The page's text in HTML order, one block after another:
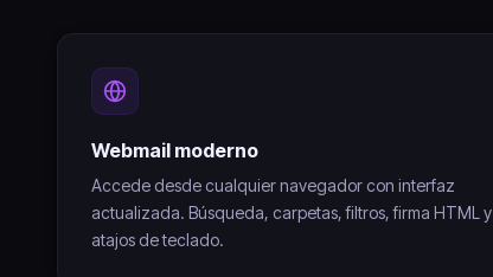
Webmail moderno
Accede desde cualquier navegador con interfaz
actualizada. Búsqueda, carpetas, filtros, firma HTML y
atajos de teclado.